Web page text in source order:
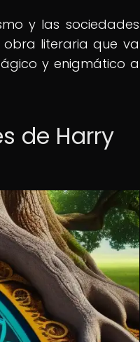
y las sociedades
literaria que va
y enigmático a
de Harry